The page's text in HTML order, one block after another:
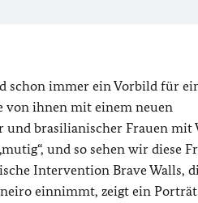
schon immer ein Vorbild für
von ihnen mit einem neuen
und brasilianischer Frauen mit
und so sehen wir diese
Intervention Brave Walls,
einnimmt, zeigt ein Porträt